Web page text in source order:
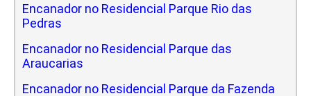
Encanador no Residencial Parque Rio das
Pedras
Encanador no Residencial Parque das
Araucarias
Encanador no Residencial Parque da Fazenda